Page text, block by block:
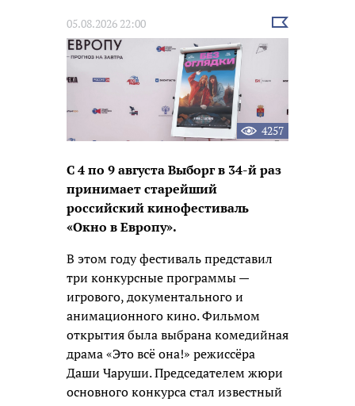
05.08.2026 22:00
Выбрать
новость
4257
С 4 по 9 августа Выборг в 34-й раз
принимает старейший
российский кинофестиваль
«Окно в Европу».
В этом году фестиваль представил
три конкурсные программы —
игрового, документального и
анимационного кино. Фильмом
открытия была выбрана комедийная
драма «Это всё она!» режиссёра
Даши Чаруши. Председателем жюри
основного конкурса стал известный